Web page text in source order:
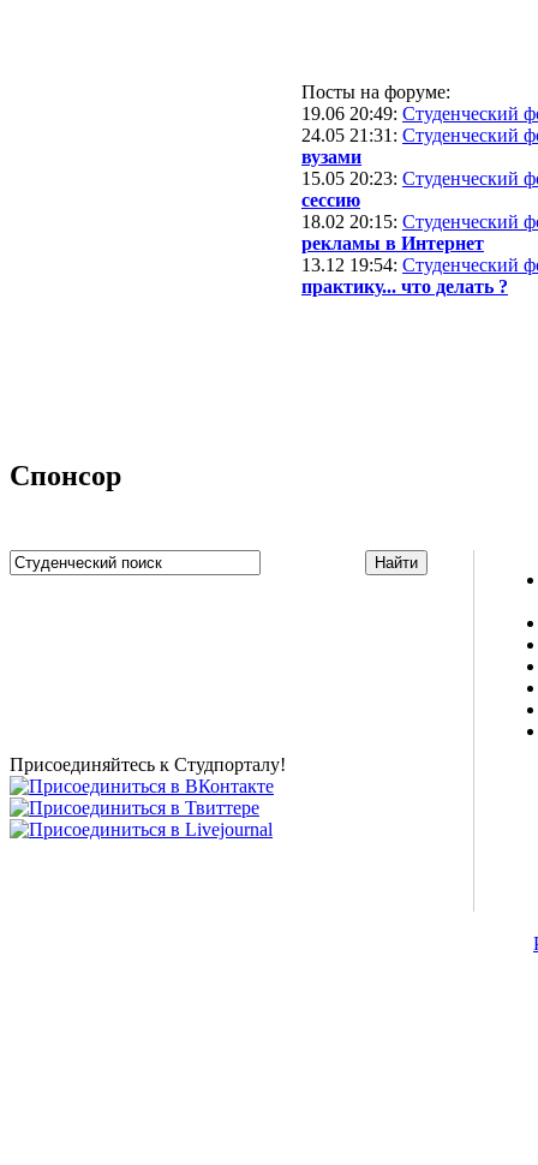
Посты на форуме:
19.06 20:49: Студенческий
24.05 21:31 : Студенческий
вузами
15.05 20:23: Студенческий
сессию
18.02 20:15: Студенческий
рекламы в Интернет
13.12 19:54: Студенческий
практику... что делать ?
Спонсор
Присоединяйтесь к Студпорталу!